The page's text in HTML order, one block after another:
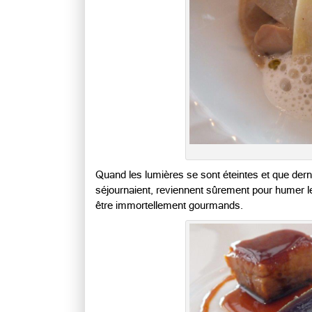
Quand les lumières se sont éteintes et que
séjournaient, reviennent sûrement pour humer
être immortellement gourmands.